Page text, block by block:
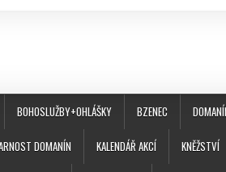
BOHOSLUŽBY+OHLÁŠKY BZENEC
DOMANÍN KALENDÁŘ AKCÍ KNĚŽSTVÍ